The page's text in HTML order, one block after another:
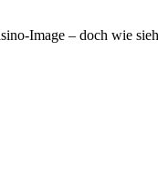
Image – doch wie